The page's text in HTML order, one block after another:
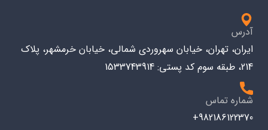
آدرس
ایران، تهران، خیابان سهروردی شمالی، خیابان خرمشهر، پلاک
214، طبقه سوم کد پستی: 1533743914
شماره تماس
982186122370+